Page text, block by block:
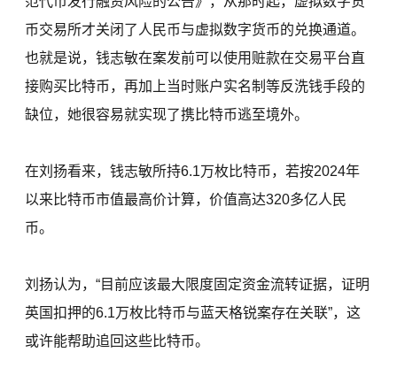
币交易所才关闭了人民币与虚拟数字货币的兑换通道。
也就是说，钱志敏在案发前可以使用赃款在交易平台直
接购买比特币，再加上当时账户实名制等反洗钱手段的
缺位，她很容易就实现了携比特币逃至境外。
在刘扬看来，钱志敏所持6.1万枚比特币，若按2024年
以来比特币市值最高价计算，价值高达320多亿人民
币。
刘扬认为，“目前应该最大限度固定资金流转证据，证明
英国扣押的6.1万枚比特币与蓝天格锐案存在关联”，这
或许能帮助追回这些比特币。